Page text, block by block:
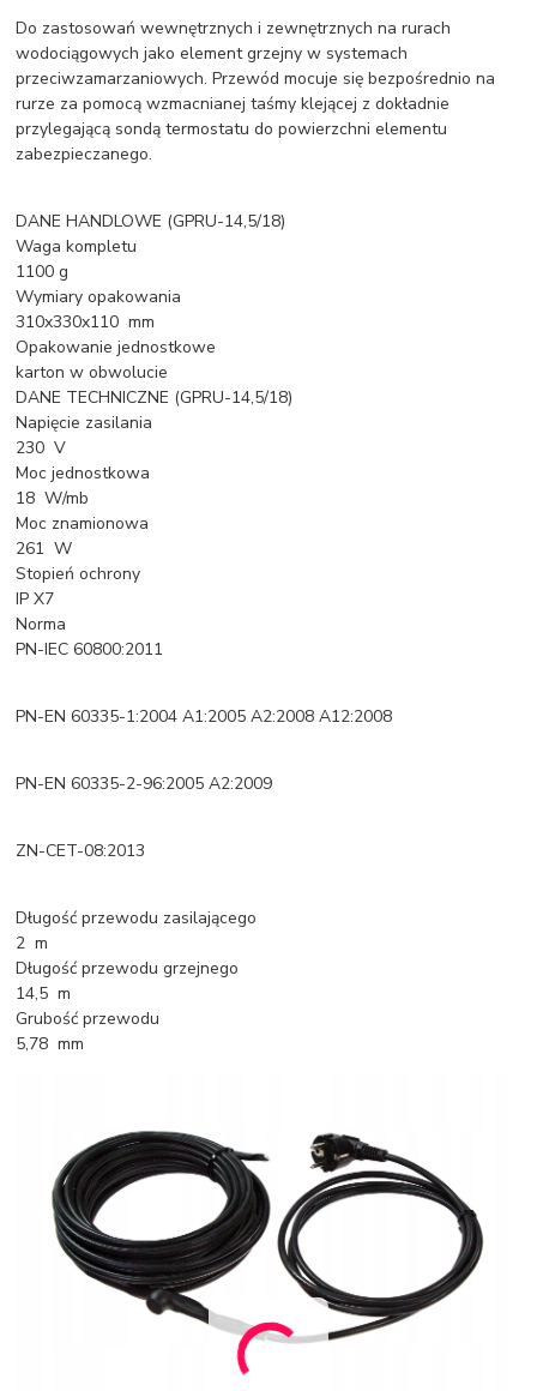
Do zastosowań wewnętrznych i zewnętrznych na rurach
wodociągowych jako element grzejny w systemach
przeciwzamarzaniowych. Przewód mocuje się bezpośrednio na
rurze za pomocą wzmacnianej taśmy klejącej z dokładnie
przylegającą sondą termostatu do powierzchni elementu
zabezpieczanego.
DANE HANDLOWE (GPRU-14,5/18)
Waga kompletu
1100 g
Wymiary opakowania
310x330x110 mm
Opakowanie jednostkowe
karton w obwolucie
DANE TECHNICZNE (GPRU-14,5/18)
Napięcie zasilania
230 V
Moc jednostkowa
18 W/mb
Moc znamionowa
261 W
Stopień ochrony
IP X7
Norma
PN-IEC 60800:2011
PN-EN 60335-1:2004 A1:2005 A2:2008 A12:2008
PN-EN 60335-2-96:2005 A2:2009
ZN-CET-08:2013
Długość przewodu zasilającego
2 m
Długość przewodu grzejnego
14,5 m
Grubość przewodu
5,78 mm